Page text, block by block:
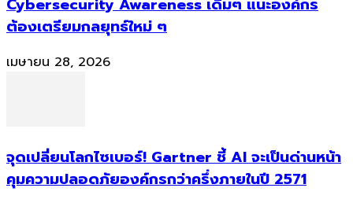
Cybersecurity Awareness เดิมๆ แนะองค์กร
ต้องเตรียมกลยุทธ์ใหม่ ๆ
เมษายน 28, 2026
จุดเปลี่ยนโลกไซเบอร์! Gartner ชี้ AI จะเป็นด่านหน้า
คุมความปลอดภัยองค์กรกว่าครึ่งภายในปี 2571